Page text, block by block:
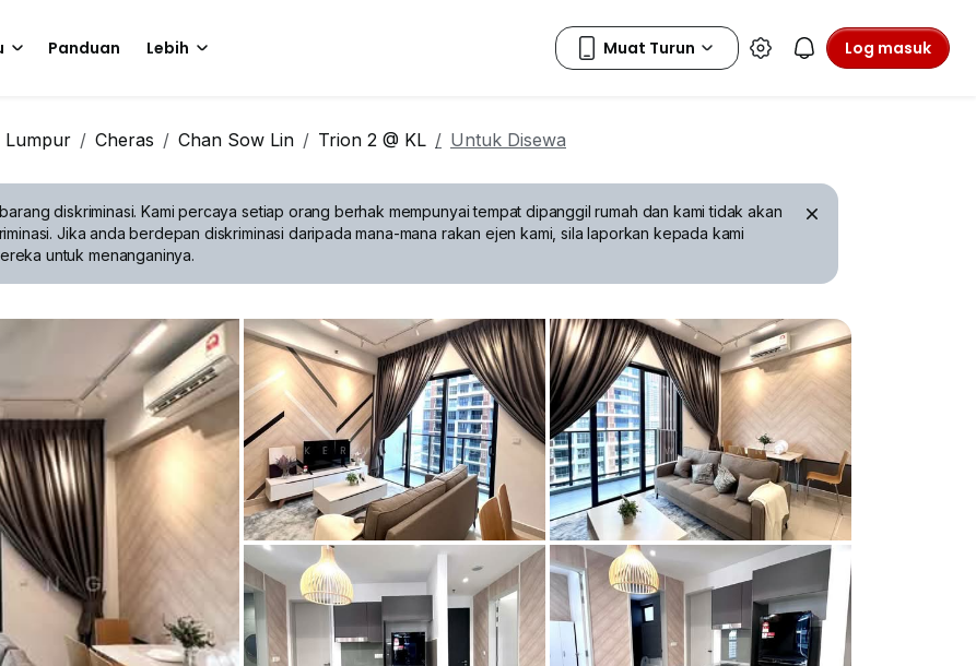
Panduan Lebih Log masuk
Lumpur Cheras Chan Sow Lin Trion 2 @ KL Untuk Disewa
diskriminasi.Kami percaya setiap orang berhak mempunyai tempat dipanggil rumah dan kami tidak akan
Jika anda berdepan diskriminasi daripada mana-mana rakan ejen kami, sila laporkan kepada kami
untuk menanganinya.